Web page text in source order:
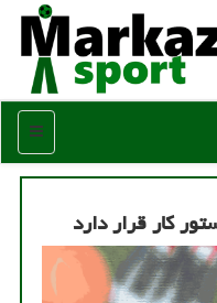
منو
کار قرار دارد